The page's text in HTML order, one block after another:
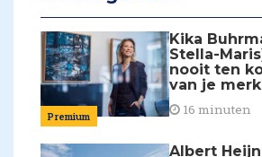
Premium
Kika
Stella-
nooit ten
van je
16 minuten
Albert